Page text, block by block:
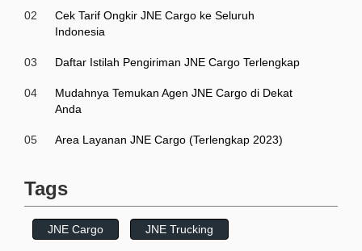
02
Cek Tarif Ongkir JNE Cargo ke Seluruh
Indonesia
03 Daftar Istilah Pengiriman JNE Cargo Terlengkap
04
Mudahnya Temukan Agen JNE Cargo di Dekat
Anda
05 Area Layanan JNE Cargo (Terlengkap 2023)
Tags
JNE Cargo JNE Trucking